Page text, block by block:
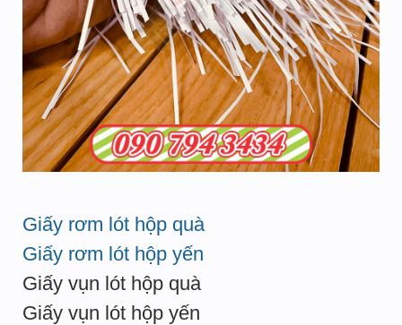
Giấy rơm lót hộp quà
Giấy rơm lót hộp yến
Giấy vụn lót hộp quà
Giấy vụn lót hộp yến